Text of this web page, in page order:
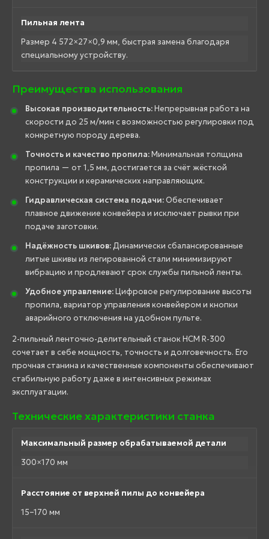
Пильная лента
Размер 4 572×27×0,9 мм, быстрая замена благодаря
специальному устройству.
Преимущества использования
Высокая производительность:Непрерывная работа на
скорости до 25 м/мин с возможностью регулировки под
конкретную породу дерева.
Точность и качество пропила:Минимальная толщина
пропила — от 1,5 мм, достигается за счёт жёсткой
конструкции и керамических направляющих.
Гидравлическая система подачи:Обеспечивает
плавное движение конвейера и исключает рывки при
подаче заготовки.
Надёжность шкивов:Динамически сбалансированные
литые шкивы из легированной стали минимизируют
вибрацию и продлевают срок службы пильной ленты.
Удобное управление:Цифровое регулирование высоты
пропила, вариатор управления конвейером и кнопки
аварийного отключения на удобном пульте.
2-пильный ленточно-делительный станок HCM R-300
сочетает в себе мощность, точность и долговечность. Его
прочная станина и качественные компоненты обеспечивают
стабильную работу даже в интенсивных режимах
эксплуатации.
Технические характеристики станка
Максимальный размер обрабатываемой детали
300×170 мм
Расстояние от верхней пилы до конвейера
15–170 мм